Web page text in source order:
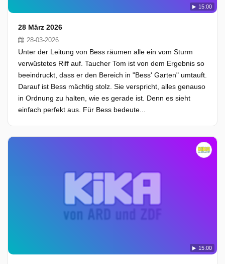
15:00
28 März 2026
28-03-2026
Unter der Leitung von Bess räumen alle ein vom Sturm
verwüstetes Riff auf. Taucher Tom ist von dem Ergebnis so
beeindruckt, dass er den Bereich in "Bess' Garten" umtauft.
Darauf ist Bess mächtig stolz. Sie verspricht, alles genauso
in Ordnung zu halten, wie es gerade ist. Denn es sieht
einfach perfekt aus. Für Bess bedeute...
15:00